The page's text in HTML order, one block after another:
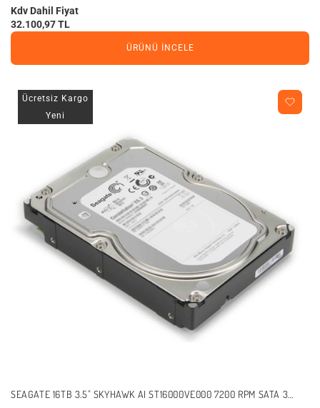
Kdv Dahil Fiyat
32.100,97 TL
ÜRÜNÜ İNCELE
Ücretsiz Kargo
Yeni
SEAGATE 16TB 3.5" SKYHAWK AI ST16000VE000 7200 RPM SATA 3